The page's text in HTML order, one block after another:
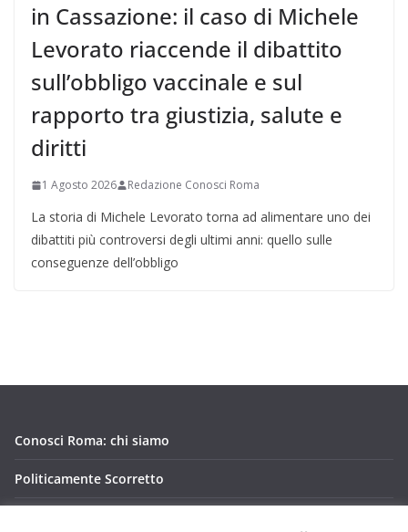
in Cassazione: il caso di Michele
Levorato riaccende il dibattito
sull’obbligo vaccinale e sul
rapporto tra giustizia, salute e
diritti
1 Agosto 2026 Redazione Conosci Roma
La storia di Michele Levorato torna ad alimentare uno dei
dibattiti più controversi degli ultimi anni: quello sulle
conseguenze dell’obbligo
Conosci Roma: chi siamo
Politicamente Scorretto